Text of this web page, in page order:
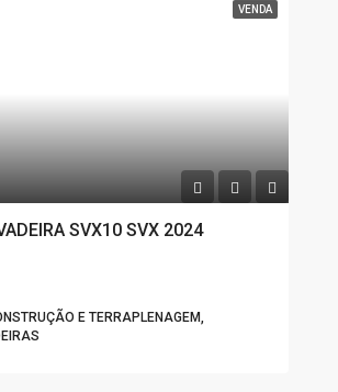
VENDA
SVX10 SVX 2024
E TERRAPLENAGEM,